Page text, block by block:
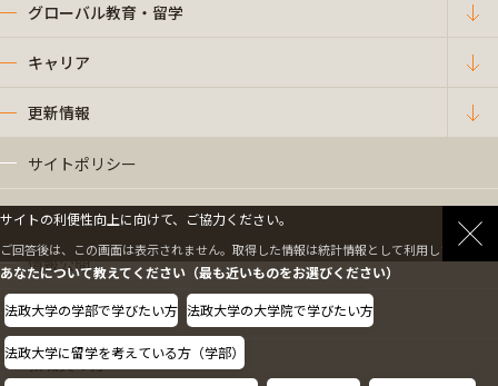
グローバル教育・留学
キャリア
更新情報
サイトポリシー
プライバシーポリシー
情報公開
採用情報
教職員の方へ
サイトの利便性向上に向けて、ご協力ください。
ご回答後は、この画面は表示されません。取得した情報は統計情報として利用します。
あなたについて教えてください（最も近いものをお選びください）
法政大学の学部で学びたい方 法政大学の大学院で学びたい方
法政大学に留学を考えている方（学部）